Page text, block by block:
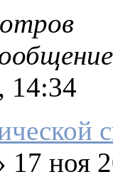
14:34
17 ноя